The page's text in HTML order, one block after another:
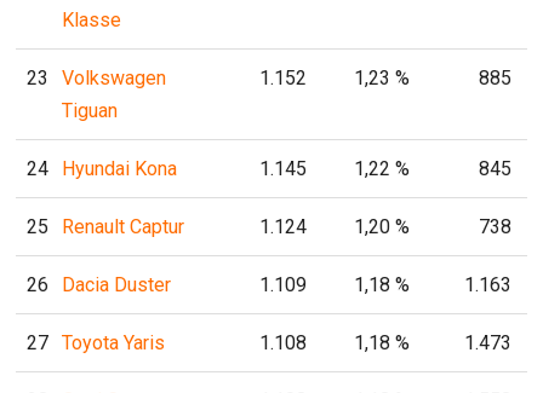
Klasse
23
Volkswagen
Tiguan
1.152 1,23 % 885
24 Hyundai Kona 1.145 1,22 % 845
25 Renault Captur 1.124 1,20 % 738
26 Dacia Duster 1.109 1,18 % 1.163
27 Toyota Yaris 1.108 1,18 % 1.473